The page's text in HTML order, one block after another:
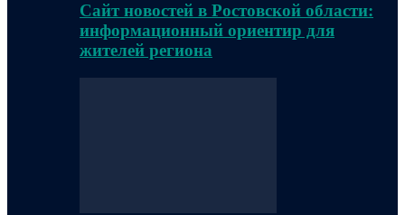
Сайт новостей в Ростовской области:
информационный ориентир для
жителей региона